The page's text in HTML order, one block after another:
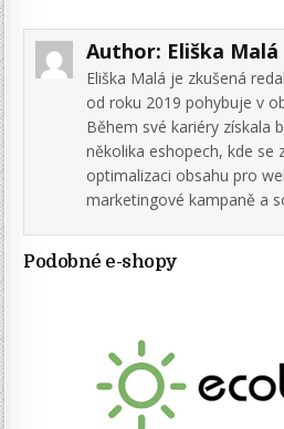
Author: Eliška Malá
Eliška Malá je zkušená
od roku 2019 pohybuje v
Během své kariéry získala
několika eshopech, kde se
optimalizaci obsahu pro
marketingové kampaně a
Podobné e-shopy